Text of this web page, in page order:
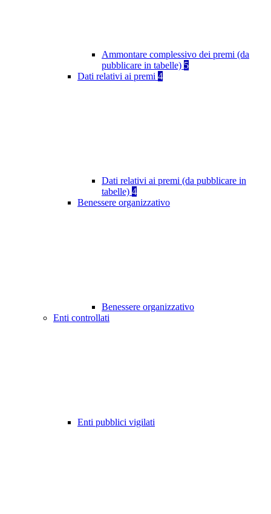
Ammontare complessivo dei premi (da
pubblicare in tabelle) 5
Dati relativi ai premi 4
Dati relativi ai premi (da pubblicare in
tabelle) 4
Benessere organizzativo
Benessere organizzativo
Enti controllati
Enti pubblici vigilati